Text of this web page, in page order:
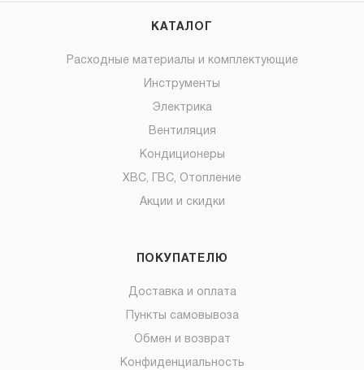
КАТАЛОГ
Расходные материалы и комплектующие
Инструменты
Электрика
Вентиляция
Кондиционеры
ХВС, ГВС, Отопление
Акции и скидки
ПОКУПАТЕЛЮ
Доставка и оплата
Пункты самовывоза
Обмен и возврат
Конфиденциальность